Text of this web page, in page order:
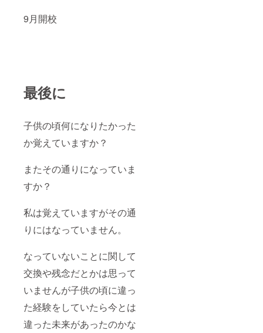
9月開校
最後に
子供の頃何になりたかった
か覚えていますか？
またその通りになっていま
すか？
私は覚えていますがその通
りにはなっていません。
なっていないことに関して
交換や残念だとかは思って
いませんが子供の頃に違っ
た経験をしていたら今とは
違った未来があったのかな